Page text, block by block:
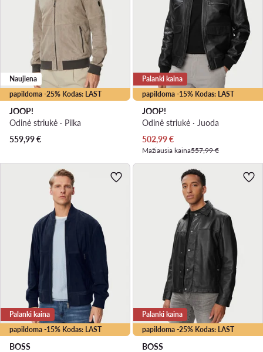
papildoma -25% Kodas: LAST
Naujiena
JOOP!
Odinė striukė · Pilka
559,99€
papildoma -15% Kodas: LAST
Palanki kaina
JOOP!
Odinė striukė · Juoda
Dabartinė kaina
502,99€
Mažiausia kaina557,99 €
papildoma -15% Kodas: LAST
Palanki kaina
BOSS
papildoma -25% Kodas: LAST
Palanki kaina
BOSS